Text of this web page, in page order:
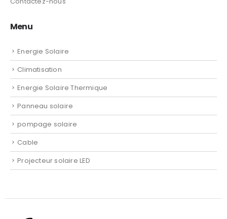
Apropos de Expert groupe
Conditions Générales de vente (CGV)
Contactez-nous
Menu
Energie Solaire
Energie Solaire Thermique